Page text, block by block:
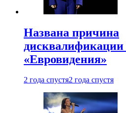
Названа причина
дисквалификации
«Евровидения»
2 года спустя2 года спустя